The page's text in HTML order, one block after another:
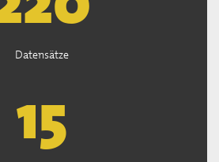
Datensätze
15